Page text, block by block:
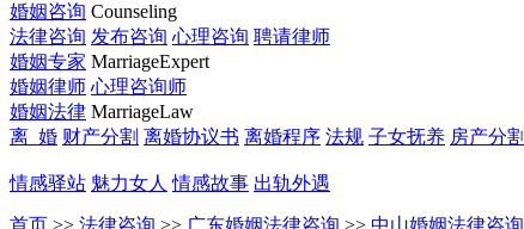
婚姻咨询 Counseling
法律咨询 发布咨询 心理咨询 聘请律师
婚姻专家 MarriageExpert
婚姻律师 心理咨询师
婚姻法律 MarriageLaw
离 婚 财产分割 离婚协议书 离婚程序 法规 子女抚养 房产分割
情感驿站 魅力女人 情感故事 出轨外遇
首页 >> 法律咨询 >> 广东婚姻法律咨询 >> 中山婚姻法律咨询